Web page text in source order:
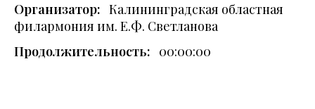
Организатор: Калининградская областная
филармония им. Е.Ф. Светланова
Продолжительность: 00:00:00